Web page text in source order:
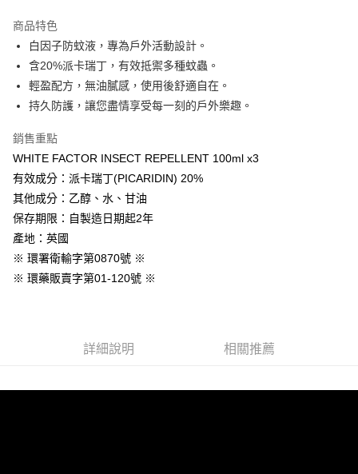
運送方式
宅配(本島)
每筆NT$100，滿NT$1,500(含以上)免運費
商品特色
白因子防蚊液，專為戶外活動設計。
含20%派卡瑞丁，有效抵禦多種蚊蟲。
輕盈配方，無油膩感，使用後舒適自在。
持久防護，讓您盡情享受每一刻的戶外樂趣。
銷售重點
WHITE FACTOR INSECT REPELLENT 100ml x3
有效成分：派卡瑞丁(PICARIDIN) 20%
其他成分：乙醇、水、甘油
保存期限：自製造日期起2年
產地：英國
※ 環署衛輸字第0870號 ※
※ 環藥販賣字第01-120號 ※
詳細說明 相關推薦